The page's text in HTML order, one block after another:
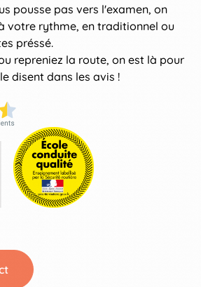
pousse pas vers l'examen, on
votre rythme, en traditionnel ou
préssé.
repreniez la route, on est là pour
disent dans les avis !